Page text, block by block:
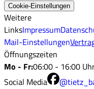
Cookie-Einstellungen
Weitere
LinksImpressum
Mail-Einstellungen
Öffnungszeiten
Mo - Fr:06:00 - 16:00
Social Media